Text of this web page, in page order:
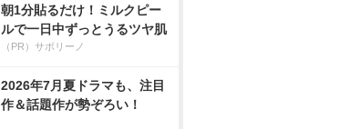
朝1分貼るだけ！ミルクピー
ルで一日中ずっとうるツヤ肌
（PR）サボリーノ
2026年7月夏ドラマも、注目
作＆話題作が勢ぞろい！